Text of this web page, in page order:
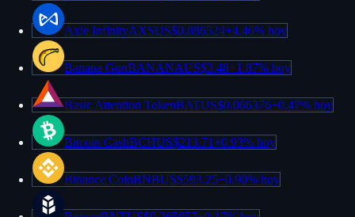
Axie InfinityAXSUS$0.886524+4.46% hoy
Banana GunBANANAUS$3.48+1.87% hoy
Basic Attention TokenBATUS$0.066376−0.47% hoy
Bitcoin CashBCHUS$213.71+0.93% hoy
Binance CoinBNBUS$593.25−0.90% hoy